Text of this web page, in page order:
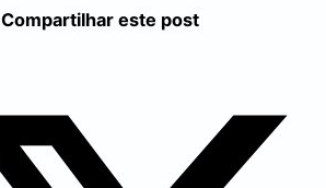
Compartilhar este post